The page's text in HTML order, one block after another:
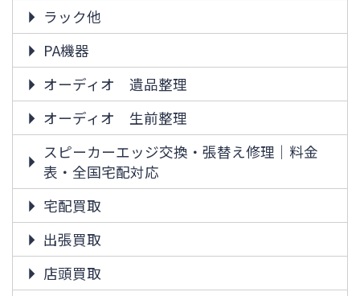
ラック他
PA機器
オーディオ 遺品整理
オーディオ 生前整理
スピーカーエッジ交換・張替え修理｜料金
表・全国宅配対応
宅配買取
出張買取
店頭買取